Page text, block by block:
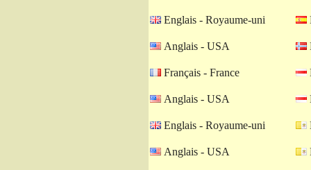
Englais - Royaume-uni
Anglais - USA
Français - France
Anglais - USA
Englais - Royaume-uni
Anglais - USA